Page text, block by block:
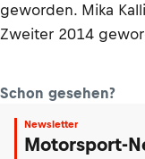
geworden. Mika
Zweiter 2014
Schon gesehen?
Newsletter
Motorsport-